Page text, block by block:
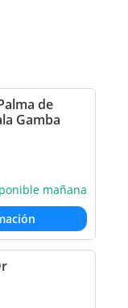
de
Gamba
mañana